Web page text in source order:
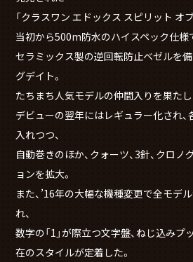
「クラスワン エドックス スピリット オブ
当初から500m防水のハイスペック仕様
セラミックス製の逆回転防止ベゼルを
グデイト。
たちまち人気モデルの仲間入りを果たし
デビューの翌年にはレギュラー化され
入れつつ、
自動巻きのほか、クォーツ、3針、クロノ
ョンを拡大。
また、’16年の大幅な機種変更で全モデ
れ、
数字の「1」が際立つ文字盤、ねじ込み
在のスタイルが定着した。